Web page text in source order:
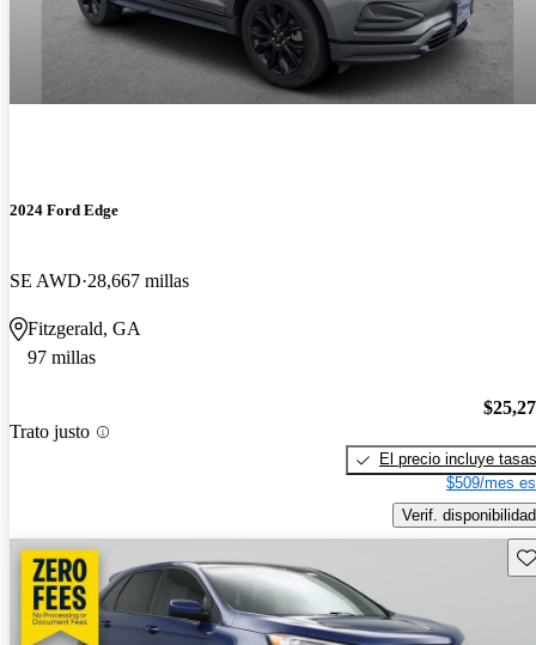
2024 Ford Edge
SE AWD 28,667 millas
Fitzgerald, GA
97 millas
Trato justo
El precio incluye tasas
$509/mes
Verif. disponibilidad